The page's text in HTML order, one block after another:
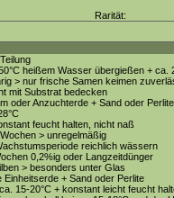
Rarität:
heißem Wasser übergießen + ca.
> nur frische Samen keimen
mit Substrat bedecken
oder Anzuchterde + Sand oder Perlite
feucht halten, nicht naß
> unregelmäßig
reichlich wässern
0,2%ig oder Langzeitdünger
> besonders unter Glas
Einheitserde + Sand oder Perlite
15-20°C + konstant leicht feucht